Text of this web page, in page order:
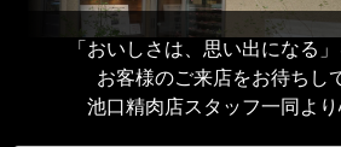
「おいしさは、思い出になる
お客様のご来店をお待ちし
池口精肉店スタッフ一同より